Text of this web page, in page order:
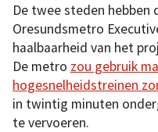
De twee steden hebben
Oresundsmetro
haalbaarheid van het
De metro zou gebruik
hogesnelheidstreinen
in twintig minuten
te vervoeren.